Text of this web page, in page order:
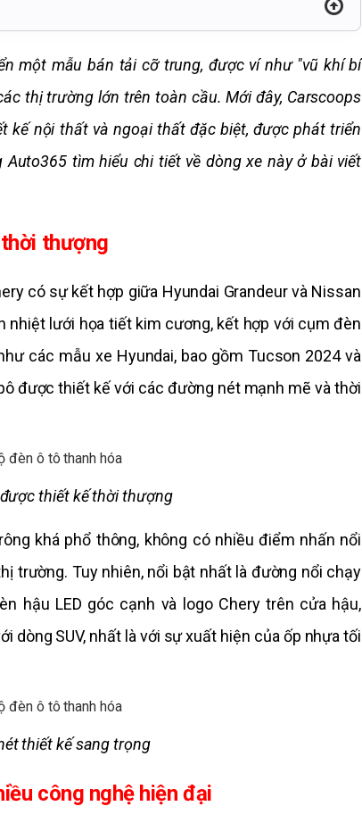
một mẫu bán tải cỡ trung, được ví như "vũ khí bí
thị trường lớn trên toàn cầu. Mới đây, Carscoops
kế nội thất và ngoại thất đặc biệt, được phát triển
tìm hiểu chi tiết về dòng xe này ở bài viết
thượng
có sự kết hợp giữa Hyundai Grandeur và Nissan
nhiệt lưới họa tiết kim cương, kết hợp với cụm đèn
các mẫu xe Hyundai, bao gồm Tucson 2024 và
được thiết kế với các đường nét mạnh mẽ và thời
thiết kế thời thượng
khá phổ thông, không có nhiều điểm nhấn nổi
trường. Tuy nhiên, nổi bật nhất là đường nổi chạy
hậu LED góc cạnh và logo Chery trên cửa hậu,
dòng SUV, nhất là với sự xuất hiện của ốp nhựa tối
thiết kế sang trọng
công nghệ hiện đại